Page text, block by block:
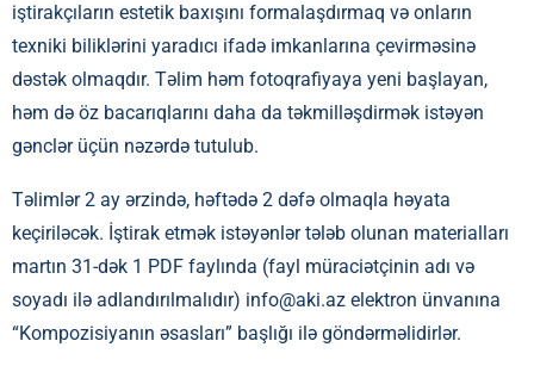
iştirakçıların estetik baxışını formalaşdırmaq və onların
texniki biliklərini yaradıcı ifadə imkanlarına çevirməsinə
dəstək olmaqdır. Təlim həm fotoqrafiyaya yeni başlayan,
həm də öz bacarıqlarını daha da təkmilləşdirmək istəyən
gənclər üçün nəzərdə tutulub.
Təlimlər 2 ay ərzində, həftədə 2 dəfə olmaqla həyata
keçiriləcək. İştirak etmək istəyənlər tələb olunan materialları
martın 31-dək 1 PDF faylında (fayl müraciətçinin adı və
soyadı ilə adlandırılmalıdır) info@aki.az elektron ünvanına
“Kompozisiyanın əsasları” başlığı ilə göndərməlidirlər.